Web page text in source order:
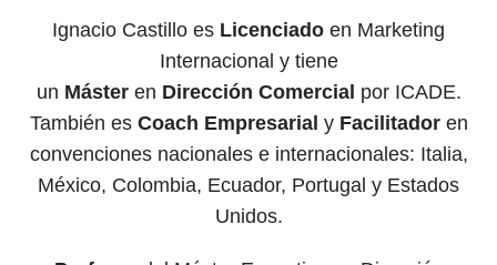
Ignacio Castillo es Licenciado en Marketing
Internacional y tiene
un Másteren Dirección Comercial por ICADE.
También es Coach Empresarial y Facilitador en
convenciones nacionales e internacionales: Italia,
México, Colombia, Ecuador, Portugal y Estados
Unidos.